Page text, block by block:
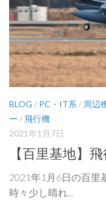
BLOG / PC・IT系 / 周辺
ー /飛行機
2021年1月7日
【百里基地】
2021年1月6日の百里
時々少し晴れ...